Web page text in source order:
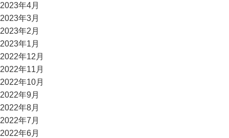
2023年4月
2023年3月
2023年2月
2023年1月
2022年12月
2022年11月
2022年10月
2022年9月
2022年8月
2022年7月
2022年6月